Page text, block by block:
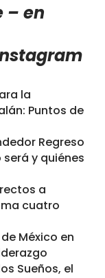
– en
la
Puntos de
Regreso
y quiénes
a
cuatro
México en
Sueños, el